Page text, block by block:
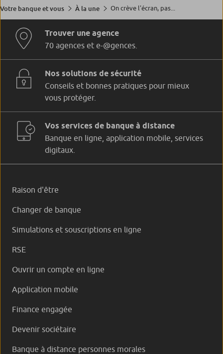
Votre banque et vous À la une On crève l'écran, pas...
Trouver une agence
70 agences et e-@gences.
Nos solutions de sécurité
Conseils et bonnes pratiques pour mieux
vous protéger.
Vos services de banque à distance
Banque en ligne, application mobile, services
digitaux.
Raison d'être
Changer de banque
Simulations et souscriptions en ligne
RSE
Ouvrir un compte en ligne
Application mobile
Finance engagée
Devenir sociétaire
Banque à distance personnes morales